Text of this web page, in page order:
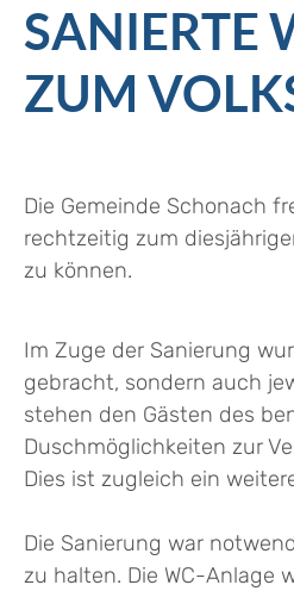
SANIERTE
ZUM
Die Gemeinde Schonach
rechtzeitig zum
zu können.
Im Zuge der Sanierung
gebracht, sondern auch
stehen den Gästen des
Duschmöglichkeiten zur
Dies ist zugleich ein
Die Sanierung war
zu halten. Die WC-Anlage